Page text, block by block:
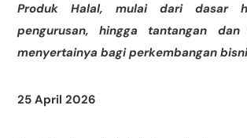
Produk Halal, mulai dari dasar
pengurusan, hingga tantangan
menyertainya bagi perkembangan
25 April 2026